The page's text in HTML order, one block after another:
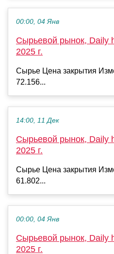
00:00, 04 Янв
Сырьевой рынок, Daily
2025 г.
Сырье Цена закрытия
72.156...
14:00, 11 Дек
Сырьевой рынок, Daily
2025 г.
Сырье Цена закрытия
61.802...
00:00, 04 Янв
Сырьевой рынок, Daily
2025 г.